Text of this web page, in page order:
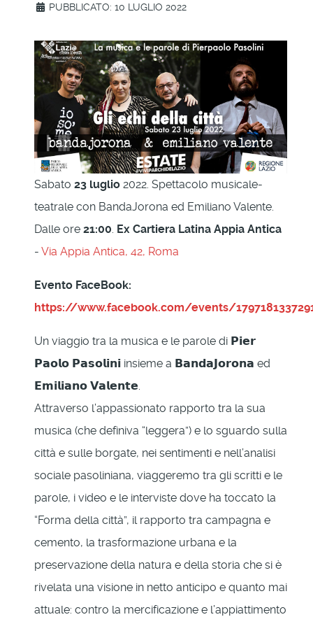
PUBBLICATO: 10 LUGLIO 2022
Sabato 23 luglio 2022. Spettacolo musicale-
teatrale con BandaJorona ed Emiliano Valente.
Dalle ore 21:00 Ex Cartiera Latina Appia Antica
- Via Appia Antica, 42, Roma
Evento FaceBook:
https://www.facebook.com/events/
Un viaggio tra la musica e le parole di 𝗣𝗶𝗲𝗿
𝗣𝗮𝗼𝗹𝗼 𝗣𝗮𝘀𝗼𝗹𝗶𝗻𝗶 insieme a 𝗕𝗮𝗻𝗱𝗮𝗝𝗼𝗿𝗼𝗻𝗮 ed
𝗘𝗺𝗶𝗹𝗶𝗮𝗻𝗼 𝗩𝗮𝗹𝗲𝗻𝘁𝗲.
Attraverso l’appassionato rapporto tra la sua
musica (che definiva “leggera”) e lo sguardo sulla
città e sulle borgate, nei sentimenti e nell’analisi
sociale pasoliniana, viaggeremo tra gli scritti e le
parole, i video e le interviste dove ha toccato la
“Forma della città”, il rapporto tra campagna e
cemento, la trasformazione urbana e la
preservazione della natura e della storia che si è
rivelata una visione in netto anticipo e quanto mai
attuale: contro la mercificazione e l’appiattimento